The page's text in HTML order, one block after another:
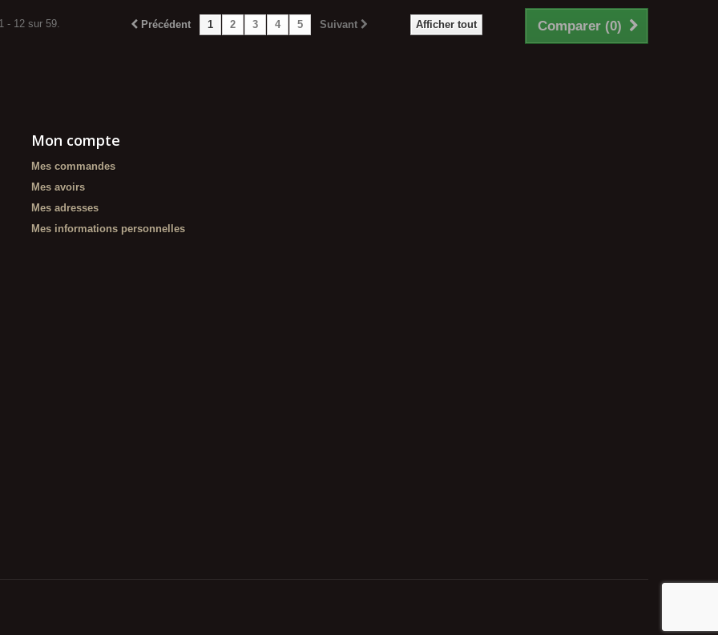
Comparer (0)
Afficher tout
Précédent 1 2 3 4 5 Suivant
- 12 sur 59.
Mon compte
Mes commandes
Mes avoirs
Mes adresses
Mes informations personnelles